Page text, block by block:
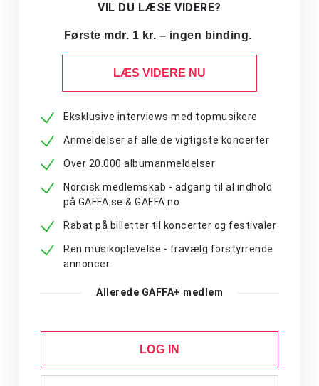
VIL DU LÆSE VIDERE?
Første mdr. 1 kr. – ingen binding.
LÆS VIDERE NU
Eksklusive interviews med topmusikere
Anmeldelser af alle de vigtigste koncerter
Over 20.000 albumanmeldelser
Nordisk medlemskab - adgang til al indhold
på GAFFA.se & GAFFA.no
Rabat på billetter til koncerter og festivaler
Ren musikoplevelse - fravælg forstyrrende
annoncer
Allerede GAFFA+ medlem
LOG IN